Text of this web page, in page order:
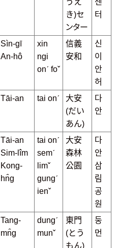
き)セ
ンター
터
Sìn-gī
An-hô
xin
ngi
onˊ foˇ
信義
安和
신
이
안
허
Tāi-an tai onˊ
大安
(だい
あん)
다
안
Tāi-an
Sim-lîm
Kong-
hn̂g
tai onˊ
semˊ
limˇ
gungˊ
ienˇ
大安
森林
公園
다
안
삼
림
공
원
Tang-
mn̂g
dungˊ
munˇ
東門
(とう
もん)
둥
먼